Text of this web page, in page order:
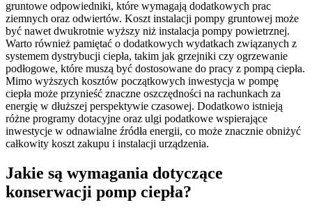
gruntowe odpowiedniki, które wymagają dodatkowych prac
ziemnych oraz odwiertów. Koszt instalacji pompy gruntowej może
być nawet dwukrotnie wyższy niż instalacja pompy powietrznej.
Warto również pamiętać o dodatkowych wydatkach związanych z
systemem dystrybucji ciepła, takim jak grzejniki czy ogrzewanie
podłogowe, które muszą być dostosowane do pracy z pompą ciepła.
Mimo wyższych kosztów początkowych inwestycja w pompę
ciepła może przynieść znaczne oszczędności na rachunkach za
energię w dłuższej perspektywie czasowej. Dodatkowo istnieją
różne programy dotacyjne oraz ulgi podatkowe wspierające
inwestycje w odnawialne źródła energii, co może znacznie obniżyć
całkowity koszt zakupu i instalacji urządzenia.
Jakie są wymagania dotyczące
konserwacji pomp ciepła?